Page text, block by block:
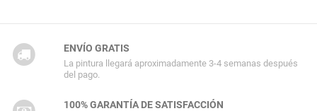
ENVÍO GRATIS
La pintura llegará aproximadamente 3-4 semanas después
del pago.
100% GARANTÍA DE SATISFACCIÓN